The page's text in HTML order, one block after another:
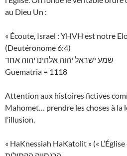
au Dieu Un :
« Écoute, Israel : YHVH est notre
(Deutéronome 6:4)
שמע ישראל יהוה אלהינו יהוה אחד
Guematria = 1118
Attention aux histoires fictives
Mahomet… prendre les choses à
l’illusion.
« HaKnessiah HaKatolit » («